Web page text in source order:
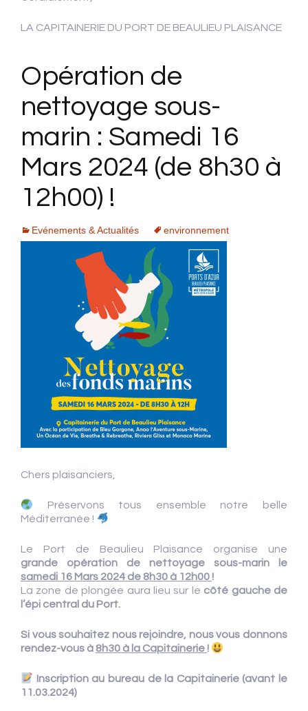
LA CAPITAINERIE DU PORT DE BEAULIEU PLAISANCE
Opération de
nettoyage sous-
marin : Samedi 16
Mars 2024 (de 8h30 à
12h00) !
Evénements & Actualités environnement
Chers plaisanciers,
Préservons tous ensemble notre belle
Méditerranée !
Le Port de Beaulieu Plaisance organise une
grande opération de nettoyage sous-marin le
samedi 16 Mars 2024 de 8h30 à 12h00 !
La zone de plongée aura lieu sur le côté gauche de
l’épi central du Port.
Si vous souhaitez nous rejoindre, nous vous donnons
rendez-vous à 8h30 à la Capitainerie !
Inscription au bureau de la Capitainerie(avant le
11.03.2024)